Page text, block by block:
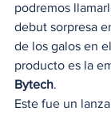
podremos
debut sorpresa
de los galos en
producto es la
Bytech.
Este fue un